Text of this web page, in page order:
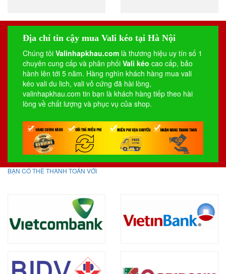
Địa chỉ tin cậy mua Vali kéo tại Hà Nội
Chúng tôi Valinhapkhau.com là thương hiệu uy tín số 1
chuyên cung cấp và phân phối Vali kéo cao cấp, bảo
hành lên tới 5 năm. Hàng nghìn khách hàng mua vali
kéo vali du lich, vali vỏ cứng đã hài lòng,
valinhapkhau.com tin bạn là khách hàng tiếp theo hài
lòng về chất lượng và phục vụ của shop.
BẠN CÓ THỂ THANH TOÁN VỚI